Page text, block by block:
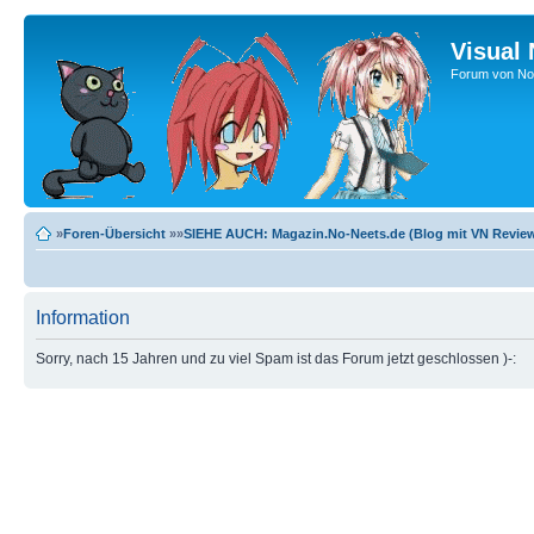
Visual
Forum von
»Foren-Übersicht »»SIEHE AUCH: Magazin.No-Neets.de (Blog mit VN
Information
Sorry, nach 15 Jahren und zu viel Spam ist das Forum jetzt geschlossen )-: